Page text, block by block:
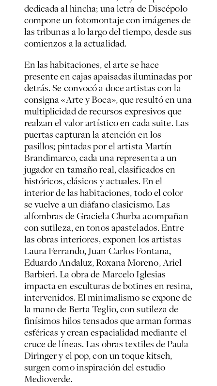
dedicada al hincha; una letra de Discépolo
compone un fotomontaje con imágenes de
las tribunas a lo largo del tiempo, desde sus
comienzos a la actualidad.
En las habitaciones, el arte se hace
presente en cajas apaisadas iluminadas por
detrás. Se convocó a doce artistas con la
consigna «Arte y Boca», que resultó en una
multiplicidad de recursos expresivos que
realzan el valor artístico en cada suite. Las
puertas capturan la atención en los
pasillos; pintadas por el artista Martín
Brandimarco, cada una representa a un
jugador en tamaño real, clasificados en
históricos, clásicos y actuales. En el
interior de las habitaciones, todo el color
se vuelve a un diáfano clasicismo. Las
alfombras de Graciela Churba acompañan
con sutileza, en tonos apastelados. Entre
las obras interiores, exponen los artistas
Laura Ferrando, Juan Carlos Fontana,
Eduardo Andaluz, Roxana Moreno, Ariel
Barbieri. La obra de Marcelo Iglesias
impacta en esculturas de botines en resina,
intervenidos. El minimalismo se expone de
la mano de Berta Teglio, con sutileza de
finísimos hilos tensados que arman formas
esféricas y crean espacialidad mediante el
cruce de líneas. Las obras textiles de Paula
Diringer y el pop, con un toque kitsch,
surgen como inspiración del estudio
Medioverde.